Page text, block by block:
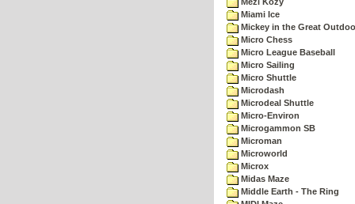
Miami Ice
Mickey in the Great
Micro Chess
Micro League Baseball
Micro Sailing
Micro Shuttle
Microdash
Microdeal Shuttle
Micro-Environ
Microgammon SB
Microman
Microworld
Microx
Midas Maze
Middle Earth - The Ring